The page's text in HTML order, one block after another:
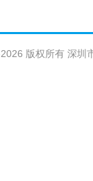
版权所有 深圳